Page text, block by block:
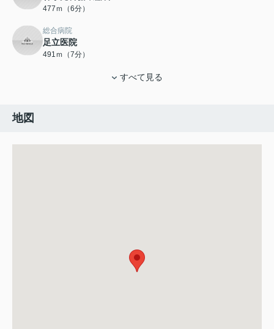
477ｍ（6分）
総合病院
足立医院
491ｍ（7分）
すべて見る
地図